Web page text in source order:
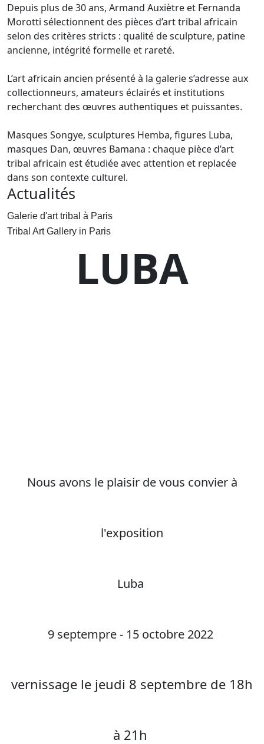
Depuis plus de 30 ans, Armand Auxiètre et Fernanda
Morotti sélectionnent des pièces d’art tribal africain
selon des critères stricts : qualité de sculpture, patine
ancienne, intégrité formelle et rareté.
L’art africain ancien présenté à la galerie s’adresse aux
collectionneurs, amateurs éclairés et institutions
recherchant des œuvres authentiques et puissantes.
Masques Songye, sculptures Hemba, figures Luba,
masques Dan, œuvres Bamana : chaque pièce d’art
tribal africain est étudiée avec attention et replacée
dans son contexte culturel.
Actualités
Galerie d'art tribal à Paris
Tribal Art Gallery in Paris
LUBA
Nous avons le plaisir de vous convier à
l'exposition
Luba
9 septempre - 15 octobre 2022
vernissage le jeudi 8 septembre de 18h
à 21h